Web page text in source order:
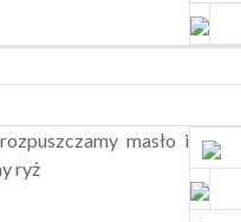
masło i
ryż